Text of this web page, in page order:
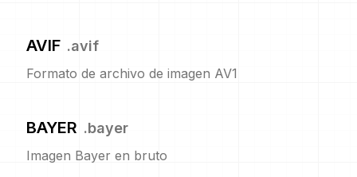
AVIF .avif
Formato de archivo de imagen AV1
BAYER .bayer
Imagen Bayer en bruto